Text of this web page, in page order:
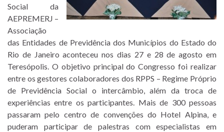
Social da
AEPREMERJ –
Associação
das Entidades de Previdência dos Municípios do Estado do
Rio de Janeiro aconteceu nos dias 27 e 28 de agosto em
Teresópolis. O objetivo principal do Congresso foi realizar
entre os gestores colaboradores dos RPPS – Regime Próprio
de Previdência Social o intercâmbio, além da troca de
experiências entre os participantes. Mais de 300 pessoas
passaram pelo centro de convenções do Hotel Alpina, e
puderam participar de palestras com especialistas em